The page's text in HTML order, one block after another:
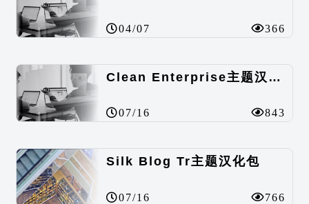
04/07 366
Clean Enterprise主题汉化包
07/16 843
Silk Blog Tr主题汉化包
07/16 766